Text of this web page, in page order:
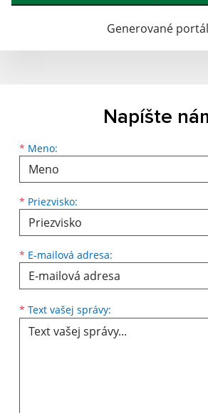
Generované
Napíšte
* Meno:
Meno
* Priezvisko:
Priezvisko
* E-mailová adresa:
E-mailová adresa
* Text vašej správy: